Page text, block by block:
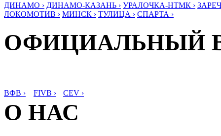
ДИНАМО › ДИНАМО-КАЗАНЬ › УРАЛОЧКА-НТМК ›
ЛОКОМОТИВ › МИНСК › ТУЛИЦА › СПАРТА ›
ОФИЦИАЛЬНЫЙ
ВФВ › FIVB › CEV ›
О НАС